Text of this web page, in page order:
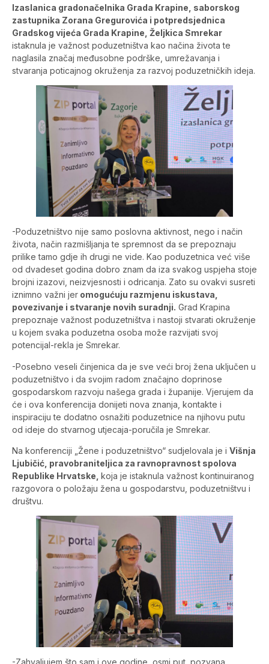
Izaslanica gradonačelnika Grada Krapine, saborskog
zastupnika Zorana Gregurovića i potpredsjednica
Gradskog vijeća Grada Krapine, Željkica Smrekar
istaknula je važnost poduzetništva kao načina života te
naglasila značaj međusobne podrške, umrežavanja i
stvaranja poticajnog okruženja za razvoj poduzetničkih ideja.
-Poduzetništvo nije samo poslovna aktivnost, nego i način
života, način razmišljanja te spremnost da se prepoznaju
prilike tamo gdje ih drugi ne vide. Kao poduzetnica već više
od dvadeset godina dobro znam da iza svakog uspjeha stoje
brojni izazovi, neizvjesnosti i odricanja. Zato su ovakvi susreti
iznimno važni jer omogućuju razmjenu iskustava,
povezivanje i stvaranje novih suradnji. Grad Krapina
prepoznaje važnost poduzetništva i nastoji stvarati okruženje
u kojem svaka poduzetna osoba može razvijati svoj
potencijal-rekla je Smrekar.
-Posebno veseli činjenica da je sve veći broj žena uključen u
poduzetništvo i da svojim radom značajno doprinose
gospodarskom razvoju našega grada i županije. Vjerujem da
će i ova konferencija donijeti nova znanja, kontakte i
inspiraciju te dodatno osnažiti poduzetnice na njihovu putu
od ideje do stvarnog utjecaja-poručila je Smrekar.
Na konferenciji „Žene i poduzetništvo“ sudjelovala je i Višnja
Ljubičić, pravobraniteljica za ravnopravnost spolova
Republike Hrvatske, koja je istaknula važnost kontinuiranog
razgovora o položaju žena u gospodarstvu, poduzetništvu i
društvu.